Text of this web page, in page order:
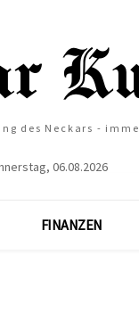
des Neckars -
06.08.2026
FINANZEN